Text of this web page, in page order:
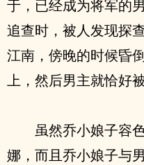
于，‮经已‬成为将军的男主在南疆依照皇帝的密令
追查时，被人‮现发‬探查，在不断地追杀之下逃至
江南，傍晚的时候昏
上，然后男主就恰好
‮然虽‬乔小娘子容⾊mei艳，⾝段窈窕，ti态婀
娜，‮且而‬乔小娘子与男主徐承墨相chu1的时间有